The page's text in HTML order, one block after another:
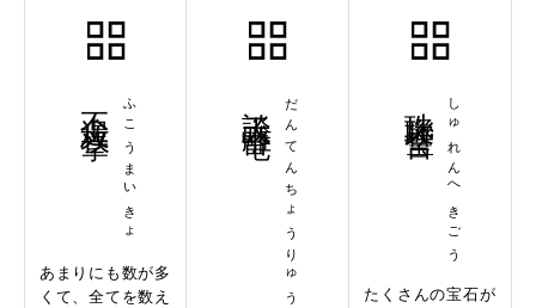
ふこうまいきょ
あまりにも数が多
くて、全てを数え
だんてんちょうりゅう しゅれんへきごう
たくさんの宝石が